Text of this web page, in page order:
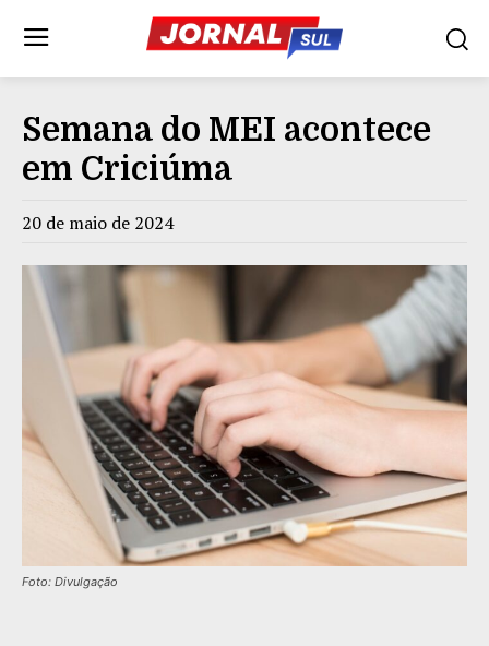
Semana do MEI acontece
em Criciúma
20 de maio de 2024
Foto: Divulgação